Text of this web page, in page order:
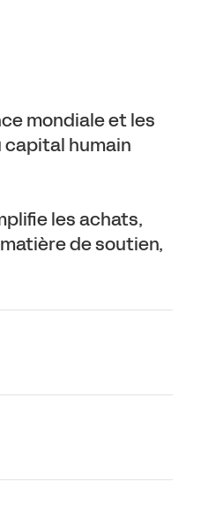
mondiale et les
capital humain
les achats,
de soutien,